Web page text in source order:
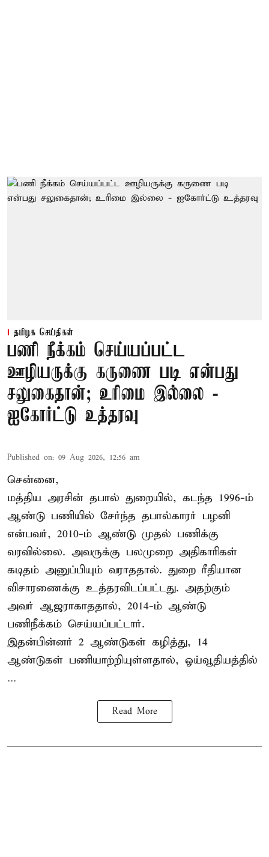
தமிழக செய்திகள்
பணி நீக்கம் செய்யப்பட்ட
ஊழியருக்கு கருணை படி என்பது
சலுகைதான்; உரிமை இல்லை -
ஐகோர்ட்டு உத்தரவு
Published on: 09 Aug 2026, 12:56 am
சென்னை,
மத்திய அரசின் தபால் துறையில், கடந்த 1996-ம்
ஆண்டு பணியில் சேர்ந்த தபால்காரர் பழனி
என்பவர், 2010-ம் ஆண்டு முதல் பணிக்கு
வரவில்லை. அவருக்கு பலமுறை அதிகாரிகள்
கடிதம் அனுப்பியும் வராததால். துறை ரீதியான
விசாரணைக்கு உத்தரவிடப்பட்டது. அதற்கும்
அவர் ஆஜராகாததால், 2014-ம் ஆண்டு
பணிநீக்கம் செய்யப்பட்டார்.
இதன்பின்னர் 2 ஆண்டுகள் கழித்து, 14
ஆண்டுகள் பணியாற்றியுள்ளதால், ஓய்வூதியத்தில்
...
Read More